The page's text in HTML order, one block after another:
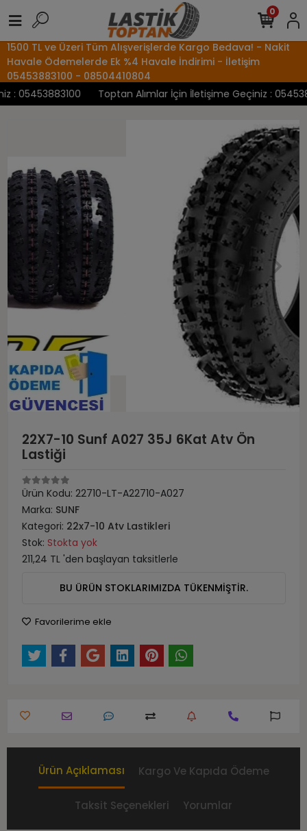
1500 TL ve Üzeri Tüm Alışverişlerde Kargo Bedava! - Nakit
Havale Ödemelerde Ek %4 Havale İndirimi - İletişim
05453883100 - 08504410804
05453883100
Toptan Alımlar İçin İletişime Geçiniz :
0
22X7-10 Sunf A027 35J 6Kat Atv Ön
Lastiği
Ürün Kodu: 22710-LT-A22710-A027
Marka: SUNF
Kategori: 22x7-10 Atv Lastikleri
Stok: Stokta yok
211,24 TL 'den başlayan taksitlerle
BU ÜRÜN STOKLARIMIZDA TÜKENMİŞTİR.
Favorilerime ekle
Ürün Açıklaması Kargo Ve Kapıda Ödeme
Taksit Seçenekleri Yorumlar